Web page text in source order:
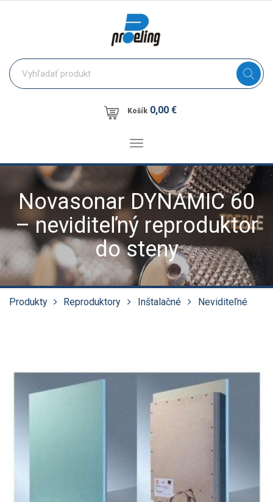
Košík 0,00 €
Toggle
Novasonar DYNAMIC 60
– neviditeľný reproduktor
do steny
Produkty Reproduktory Inštalačné Neviditeľné